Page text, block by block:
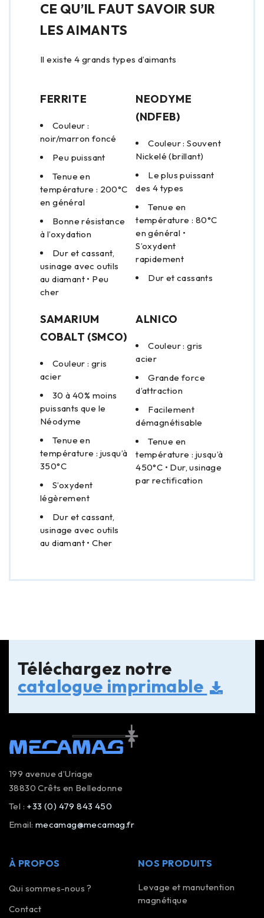
CE QU’IL FAUT SAVOIR SUR
LES AIMANTS
Il existe 4 grands types d’aimants
FERRITE
Couleur :
noir/marron foncé
Peu puissant
Tenue en
température : 200°C
en général
Bonne résistance
à l’oxydation
Dur et cassant,
usinage avec outils
au diamant • Peu
cher
NEODYME
(NDFEB)
Couleur : Souvent
Nickelé (brillant)
Le plus puissant
des 4 types
Tenue en
température : 80°C
en général •
S’oxydent
rapidement
Dur et cassants
SAMARIUM
COBALT (SMCO)
Couleur : gris
acier
30 à 40% moins
puissants que le
Néodyme
Tenue en
température : jusqu’à
350°C
S’oxydent
légèrement
Dur et cassant,
usinage avec outils
au diamant • Cher
ALNICO
Couleur : gris
acier
Grande force
d’attraction
Facilement
démagnétisable
Tenue en
température : jusqu’à
450°C • Dur, usinage
par rectification
Téléchargez notre
catalogue imprimable
199 avenue d’Uriage
38830 Crêts en Belledonne
Tel : +33 (0) 479 843 450
Email: mecamag@mecamag.fr
À PROPOS
Qui sommes-nous ?
Contact
NOS PRODUITS
Levage et manutention
magnétique